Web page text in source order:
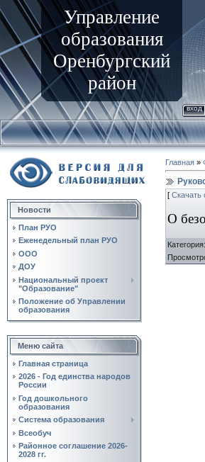
Управление
образования
Оренбургский
район
вход
Новости
План РУО
Еженедельный план РУО
ООО
ДОУ
Национальный проект
"Образование"
Положение об Управлении
образования
Меню сайта
Главная страница
2026 - Год единства народов
России
Год дошкольного
образования
Система образования
Всеобуч
Районное соглашение 2026-
2028 гг.
Главная »
[ Скачать
О
Категория: